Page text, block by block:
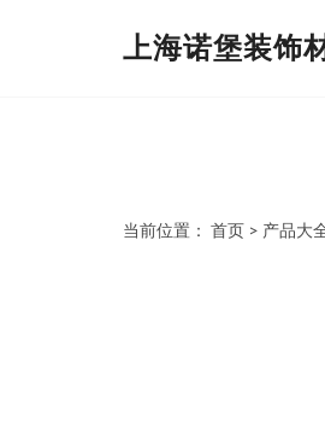
上海诺堡装饰
当前位置： 首页 > 产品大